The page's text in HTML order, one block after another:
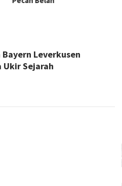
Leverkusen
Sejarah